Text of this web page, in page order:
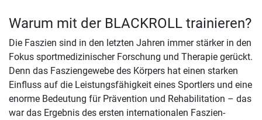
Warum mit der BLACKROLL trainieren?
Die Faszien sind in den letzten Jahren immer stärker in den
Fokus sportmedizinischer Forschung und Therapie gerückt.
Denn das Fasziengewebe des Körpers hat einen starken
Einfluss auf die Leistungsfähigkeit eines Sportlers und eine
enorme Bedeutung für Prävention und Rehabilitation – das
war das Ergebnis des ersten internationalen Faszien-